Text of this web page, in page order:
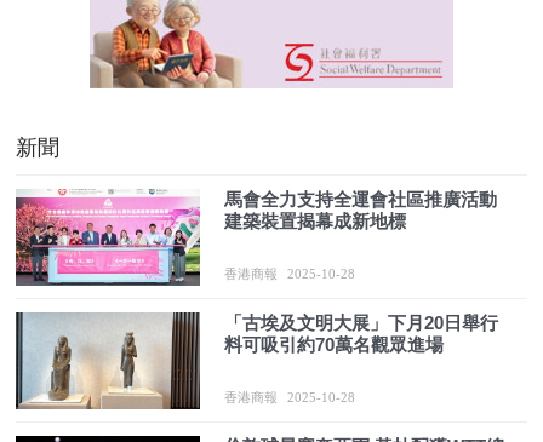
新聞
馬會全力支持全運會社區推廣活動
建築裝置揭幕成新地標
香港商報 2025-10-28
「古埃及文明大展」下月20日舉行
料可吸引約70萬名觀眾進場
香港商報 2025-10-28